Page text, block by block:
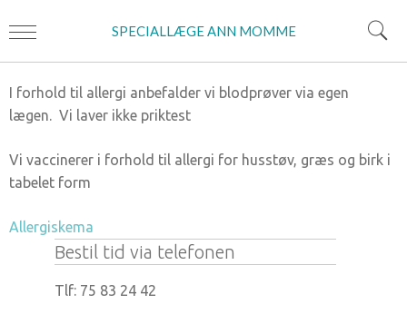
SPECIALLÆGE ANN MOMME
I forhold til allergi anbefalder vi blodprøver via egen
lægen. Vi laver ikke priktest
Vi vaccinerer i forhold til allergi for husstøv, græs og birk i
tabelet form
Allergiskema
Bestil tid via telefonen
Tlf: 75 83 24 42